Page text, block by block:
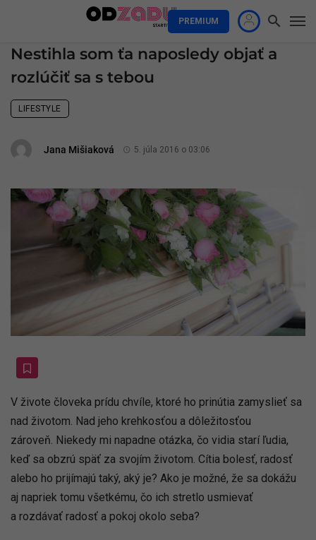
PREMIUM
Nestihla som ťa naposledy objať a
rozlúčiť sa s tebou
LIFESTYLE
Jana Mišiaková 5. júla 2016 o 03:06
V živote človeka prídu chvíle, ktoré ho prinútia zamyslieť sa
nad životom. Nad jeho krehkosťou a dôležitosťou
zároveň. Niekedy mi napadne otázka, čo vidia starí ľudia,
keď sa obzrú späť za svojím životom. Cítia bolesť, radosť
alebo ho prijímajú taký, aký je? Ako je možné, že sa dokážu
aj napriek tomu všetkému, čo ich stretlo usmievať
a rozdávať radosť a pokoj okolo seba?